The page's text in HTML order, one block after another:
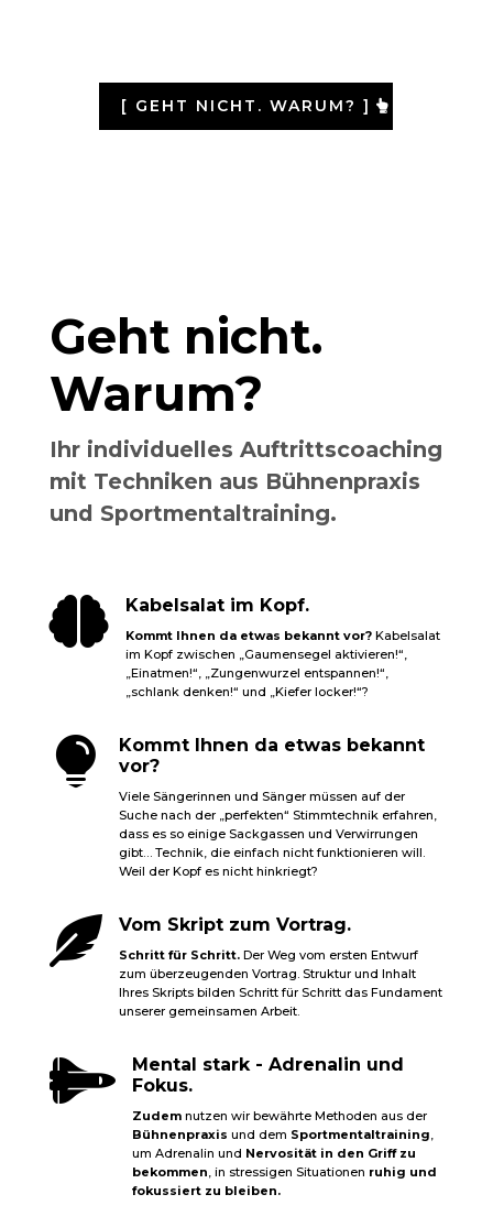
[ GEHT NICHT. WARUM? ]
Geht nicht.
Warum?
Ihr individuelles Auftrittscoaching
mit Techniken aus Bühnenpraxis
und Sportmentaltraining.
 Kabelsalat im Kopf.
Kommt Ihnen da etwas bekannt vor?Kabelsalat
im Kopf zwischen „Gaumensegel aktivieren!“,
„Einatmen!“, „Zungenwurzel entspannen!“,
„schlank denken!“ und „Kiefer locker!“?

Kommt Ihnen da etwas bekannt
vor?
Viele Sängerinnen und Sänger müssen auf der
Suche nach der „perfekten“ Stimmtechnik erfahren,
dass es so einige Sackgassen und Verwirrungen
gibt… Technik, die einfach nicht funktionieren will.
Weil der Kopf es nicht hinkriegt?
 Vom Skript zum Vortrag.
Schritt für Schritt.Der Weg vom ersten Entwurf
zum überzeugenden Vortrag. Struktur und Inhalt
Ihres Skripts bilden Schritt für Schritt das Fundament
unserer gemeinsamen Arbeit.

Mental stark - Adrenalin und
Fokus.
Zudemnutzen wir bewährte Methoden aus der
Bühnenpraxis und dem Sportmentaltraining
um Adrenalin und Nervosität in den Griff zu
bekommen , in stressigen Situationen ruhig und
fokussiert zu bleiben.